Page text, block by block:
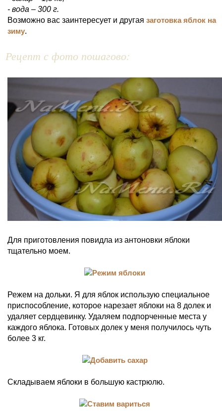
- вода – 300 г.
Возможно вас заинтересует и другая заготовка яблок на
зиму.
Рецепт с фото пошагово:
Для приготовления повидла из антоновки яблоки
тщательно моем.
Режем на дольки. Я для яблок использую специальное
приспособление, которое нарезает яблоки на 8 долек и
удаляет сердцевинку. Удаляем подпорченные места у
каждого яблока. Готовых долек у меня получилось чуть
более 3 кг.
Складываем яблоки в большую кастрюлю.